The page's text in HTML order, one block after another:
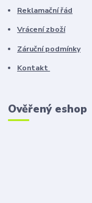
Reklamační řád
Vrácení zboží
Záruční podmínky
Kontakt
Ověřený eshop